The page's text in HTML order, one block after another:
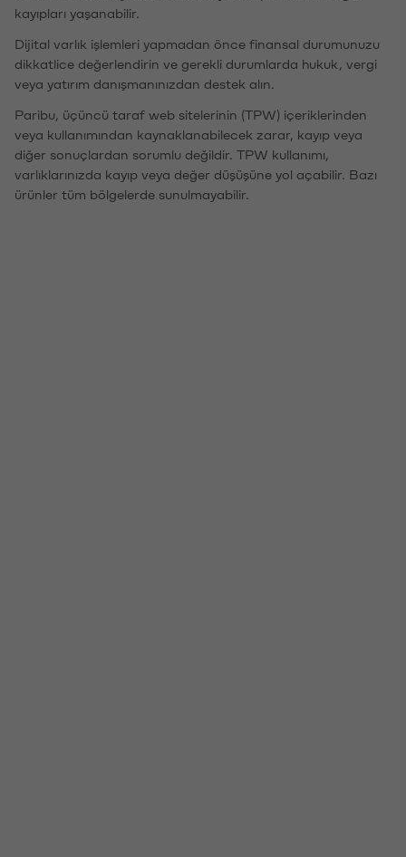
kayıpları yaşanabilir.
Dijital varlık işlemleri yapmadan önce finansal durumunuzu
dikkatlice değerlendirin ve gerekli durumlarda hukuk, vergi
veya yatırım danışmanınızdan destek alın.
Paribu, üçüncü taraf web sitelerinin (TPW) içeriklerinden
veya kullanımından kaynaklanabilecek zarar, kayıp veya
diğer sonuçlardan sorumlu değildir. TPW kullanımı,
varlıklarınızda kayıp veya değer düşüşüne yol açabilir. Bazı
ürünler tüm bölgelerde sunulmayabilir.